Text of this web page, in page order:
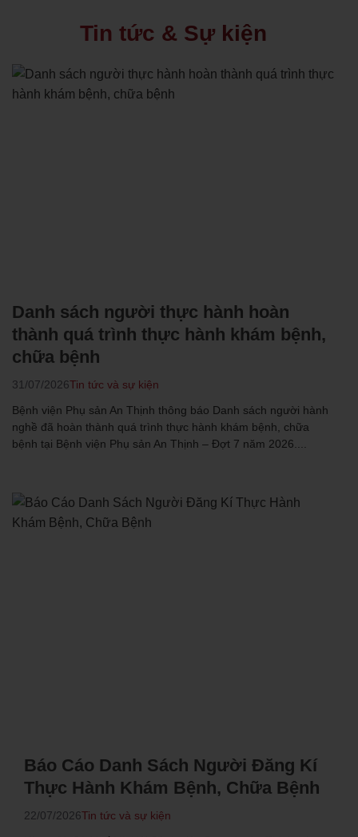
Tin tức & Sự kiện
Danh sách người thực hành hoàn
thành quá trình thực hành khám bệnh,
chữa bệnh
31/07/2026Tin tức và sự kiện
Bệnh viện Phụ sản An Thịnh thông báo Danh sách người hành
nghề đã hoàn thành quá trình thực hành khám bệnh, chữa
bệnh tại Bệnh viện Phụ sản An Thịnh – Đợt 7 năm 2026....
Báo Cáo Danh Sách Người Đăng Kí
Thực Hành Khám Bệnh, Chữa Bệnh
22/07/2026Tin tức và sự kiện